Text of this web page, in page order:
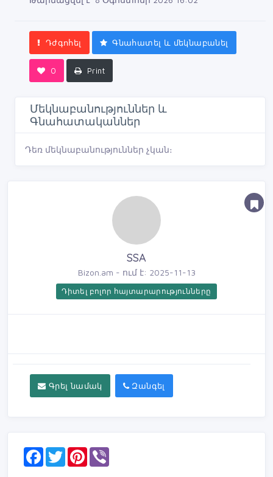
Դժգոհել Գնահատել և մեկնաբանել
0 Print
Մեկնաբանություններ և
Գնահատականներ
Դեռ մեկնաբանություններ չկան։
SSA
Bizon.am - ում է: 2025-11-13
Դիտել բոլոր հայտարարությունները
Գրել նամակ Զանգել
F
T
w
P